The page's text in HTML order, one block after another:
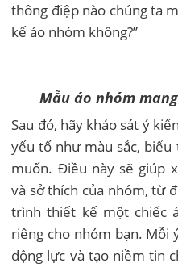
thông điệp nào chúng ta
kế áo nhóm không?”
Mẫu áo nhóm
Sau đó, hãy khảo sát ý
yếu tố như màu sắc,
muốn. Điều này sẽ giúp
và sở thích của nhóm, từ
trình thiết kế một chiếc
riêng cho nhóm bạn. Mỗi
động lực và tạo niềm tin